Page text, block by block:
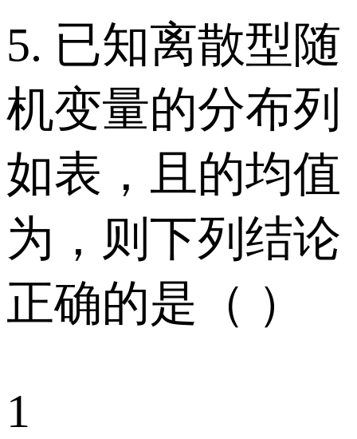
5. 已知离散型随
机变量的分布列
如表，且的均值
为，则下列结论
正确的是（ ）
1